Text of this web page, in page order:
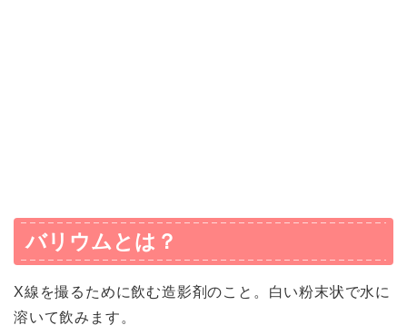
バリウムとは？
X線を撮るために飲む造影剤のこと。白い粉末状で水に
溶いて飲みます。